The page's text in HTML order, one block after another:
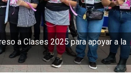
a Clases 2025 para apoyar a la